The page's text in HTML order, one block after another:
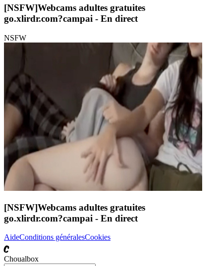
[NSFW]Webcams adultes gratuites
go.xlirdr.com?campai - En direct
NSFW
[NSFW]Webcams adultes gratuites
go.xlirdr.com?campai - En direct
AideConditions généralesCookies
C
Choualbox